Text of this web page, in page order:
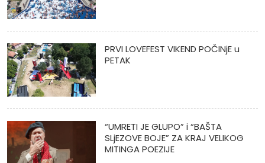
PRVI LOVEFEST VIKEND POČINjE u
PETAK
“UMRETI JE GLUPO” i “BAŠTA
SLjEZOVE BOJE” ZA KRAJ VELIKOG
MITINGA POEZIJE